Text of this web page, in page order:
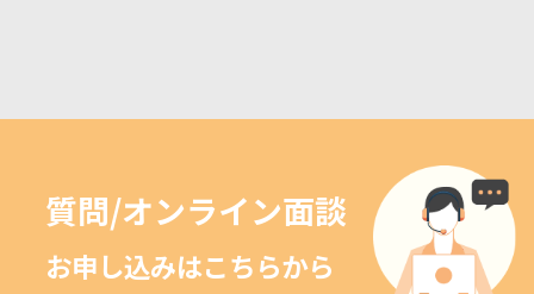
質問/オンライン面談
お申し込みはこちらから